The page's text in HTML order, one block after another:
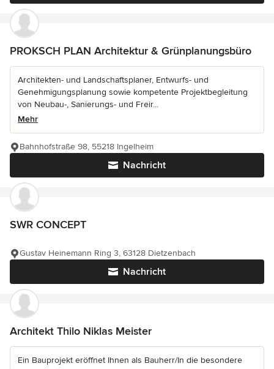
PROKSCH PLAN Architektur & Grünplanungsbüro
Architekten- und Landschaftsplaner, Entwurfs- und
Genehmigungsplanung sowie kompetente Projektbegleitung
von Neubau-, Sanierungs- und Freir...
Mehr
Nachricht
Bahnhofstraße 98, 55218 Ingelheim
SWR CONCEPT
Nachricht
Gustav Heinemann Ring 3, 63128 Dietzenbach
Architekt Thilo Niklas Meister
Ein Bauprojekt eröffnet Ihnen als Bauherr/In die besondere